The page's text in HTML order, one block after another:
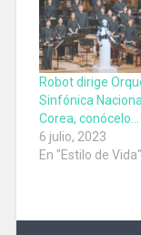
Robot dirige
Sinfónica
Corea, conócelo…
6 julio, 2023
En "Estilo de Vida"